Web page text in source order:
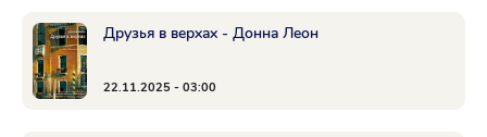
Друзья в верхах - Донна Леон
22.11.2025 - 03:00